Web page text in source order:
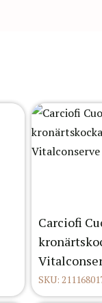
Carciofi
SKU: